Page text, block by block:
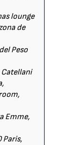
lounge
de
Peso
Emme,
Paris,